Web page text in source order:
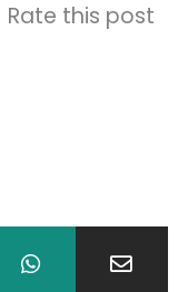
Rate this post